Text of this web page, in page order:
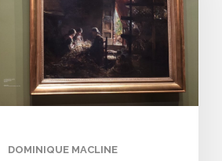
DOMINIQUE MACLINE